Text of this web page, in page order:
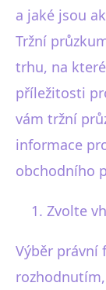
a jaké jsou
Tržní
trhu, na
příležitosti
vám tržní
informace
obchodního
Zvolte
Výběr právní